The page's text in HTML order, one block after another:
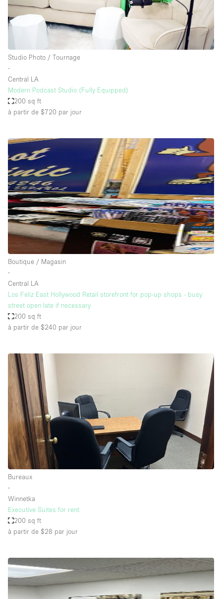
Studio Photo / Tournage
∙
Central LA
Modern Podcast Studio (Fully Equipped)
200 sq ft
à partir de $720 par jour
Boutique / Magasin
∙
Central LA
Los Feliz East Hollywood Retail storefront for pop-up shops - busy
street open late if necessary
200 sq ft
à partir de $240 par jour
Bureaux
∙
Winnetka
Executive Suites for rent
200 sq ft
à partir de $28 par jour